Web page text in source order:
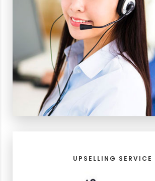
OUTBOUND
UPSELLING SERVICE